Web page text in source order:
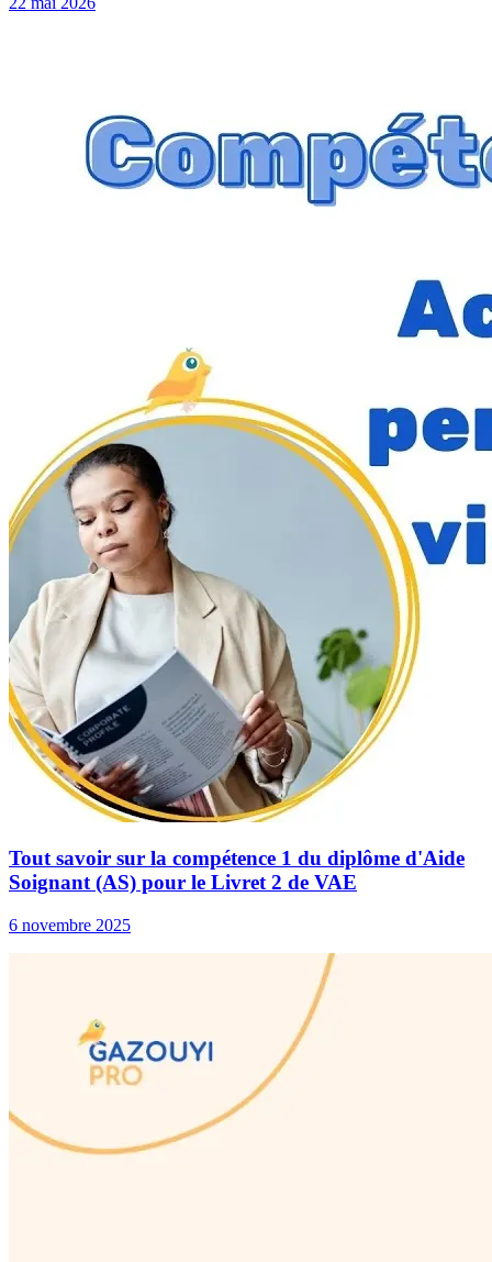
Tout savoir sur la compétence 1 du diplôme d'Aide
Soignant (AS) pour le Livret 2 de VAE
6 novembre 2025